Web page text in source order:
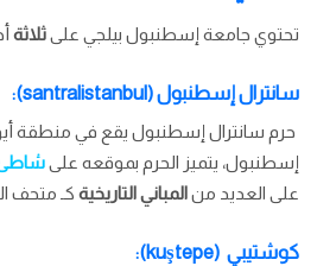
تحتوي جامعة إسطنبول بيلجي علىثلاثة
سانترال إسطنبول (santralistanbul):
حرم سانترال إسطنبول يقع في منطقة
إسطنبول، يتميز الحرم بموقعه علىشاطئ
على العديد منالمباني التاريخية كـ متحف
كوشتيبي (kuştepe):